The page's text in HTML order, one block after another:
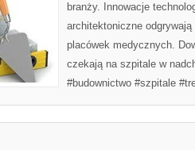
branży. Innowacje
architektoniczne
placówek medycznych.
czekają na szpitale w
#budownictwo #szpitale